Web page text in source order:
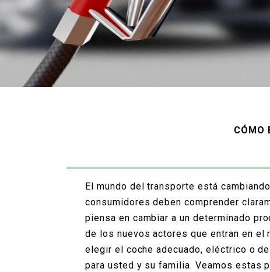
CÓMO
El mundo del transporte está
consumidores deben comprender
piensa en cambiar a un determinado
de los nuevos actores que entran en el
elegir el coche adecuado, eléctrico o
para usted y su familia. Veamos estas